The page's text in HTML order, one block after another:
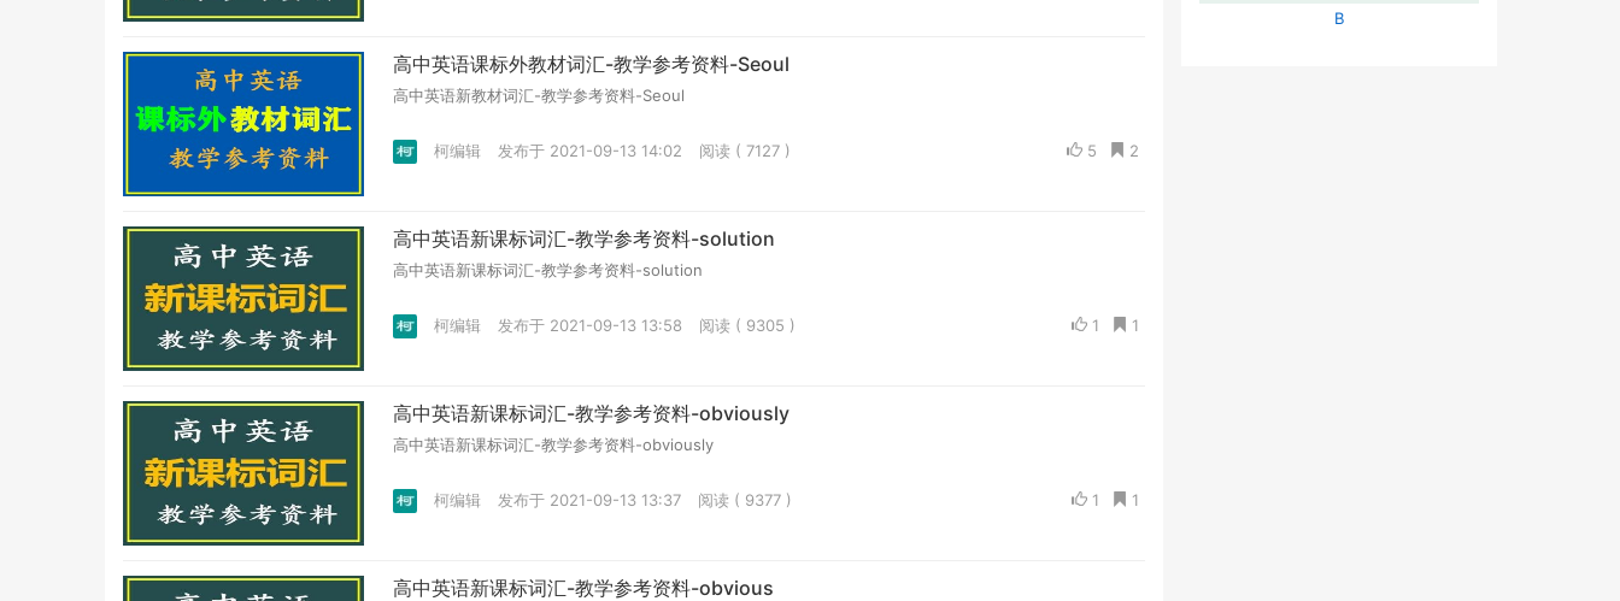
高中英语课标外教材词汇-教学参考资料-Seoul
高中英语新教材词汇-教学参考资料-Seoul
2
5
柯编辑 发布于 2021-09-13 14:02 阅读 ( 7127 )
高中英语新课标词汇-教学参考资料-solution
高中英语新课标词汇-教学参考资料-solution
1
1
柯编辑 发布于 2021-09-13 13:58 阅读 ( 9305 )
高中英语新课标词汇-教学参考资料-obviously
高中英语新课标词汇-教学参考资料-obviously
1
1
柯编辑 发布于 2021-09-13 13:37 阅读 ( 9377 )
高中英语新课标词汇-教学参考资料-obvious
B